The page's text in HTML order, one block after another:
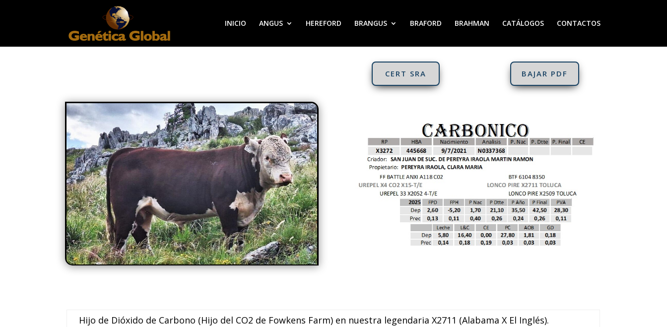
INICIO ANGUS HEREFORD BRANGUS BRAFORD BRAHMAN CATÁLOGOS CONTACTOS
CERT SRA BAJAR PDF
Hijo de Dióxido de Carbono (Hijo del CO2 de Fowkens Farm) en nuestra legendaria X2711 (Alabama X El Inglés).